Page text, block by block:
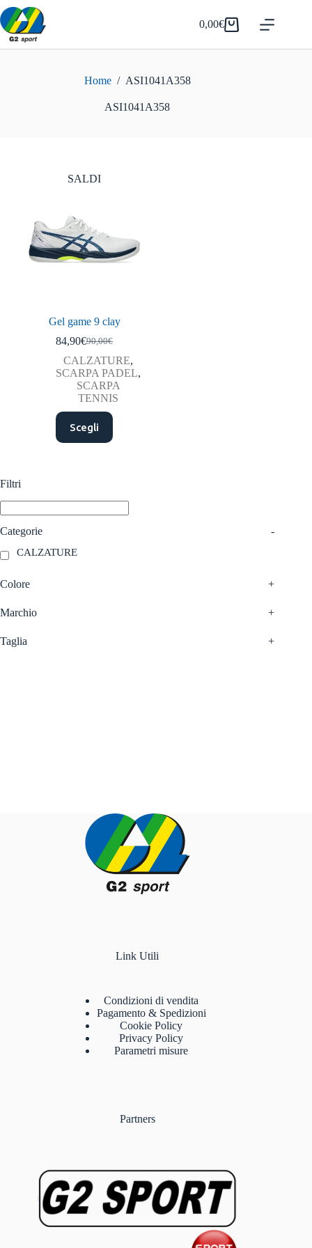
Salta
al
contenuto
Carrello
0,00€
Home / ASI1041A358
ASI1041A358
SALDI
Gel game 9 clay
90,00€
Il
prezzo
originale
era:
90,00€.
84,90€Il
prezzo
attuale
è:
84,90€.
CALZATURE,
SCARPA PADEL,
SCARPA
TENNIS
Scegli
Questo
prodotto
ha
possono
essere
Filtri
Categorie -
CALZATURE
Colore +
Marchio +
Taglia +
Link Utili
Condizioni di vendita
Pagamento & Spedizioni
Cookie Policy
Privacy Policy
Parametri misure
Partners